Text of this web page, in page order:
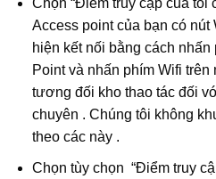
Chọn “Điểm truy cập của tôi
Access point của bạn có
hiện kết nối bằng cách
Point và nhấn phím Wifi trên
tương đối kho thao tác đối
chuyên . Chúng tôi không
theo các này .
Chọn tùy chọn “Điểm truy